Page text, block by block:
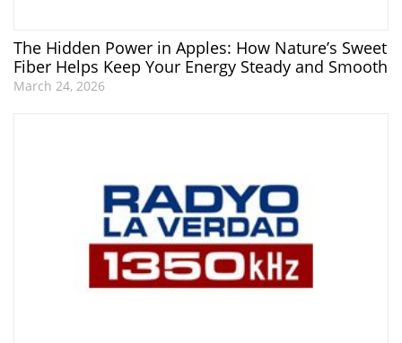
The Hidden Power in Apples: How Nature’s Sweet
Fiber Helps Keep Your Energy Steady and Smooth
March 24, 2026